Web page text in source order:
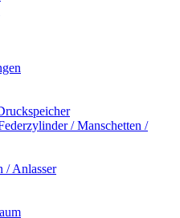
/ Manschetten /
/ Anlasser